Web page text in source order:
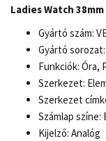
Ladies Watch 38mm
Gyártó szám:
Gyártó
Funkciók: Óra,
Szerkezet:
Szerkezet
Számlap színe:
Kijelző: Analóg